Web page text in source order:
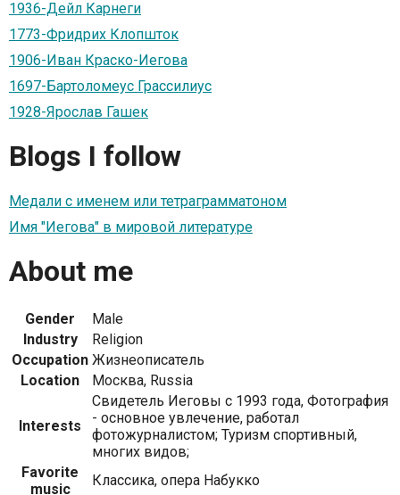
1936-Дейл Карнеги
1773-Фридрих Клопшток
1906-Иван Краско-Иегова
1697-Бартоломеус Грассилиус
1928-Ярослав Гашек
Blogs I follow
Медали с именем или тетраграмматоном
Имя "Иегова" в мировой литературе
About me
Gender
Male
Industry
Religion
Occupation Жизнеописатель
Location
Москва, Russia
Interests
Свидетель Иеговы с 1993 года, Фотография
- основное увлечение, работал
фотожурналистом; Туризм спортивный,
многих видов;
Favorite
music
Классика, опера Набукко